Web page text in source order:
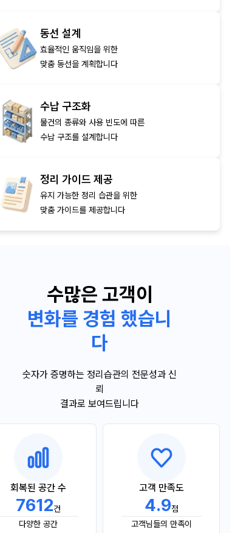
동선 설계
효율적인 움직임을 위한
맞춤 동선을 계획합니다
수납 구조화
물건의 종류와 사용 빈도에 따른
수납 구조를 설계합니다
정리 가이드 제공
유지 가능한 정리 습관을 위한
맞춤 가이드를 제공합니다
수많은 고객이
변화를 경험 했습니
다
숫자가 증명하는 정리습관의 전문성과 신
뢰
결과로 보여드립니다
회복된 공간 수
7612건
다양한 공간
고객 만족도
4.9점
고객님들의 만족이